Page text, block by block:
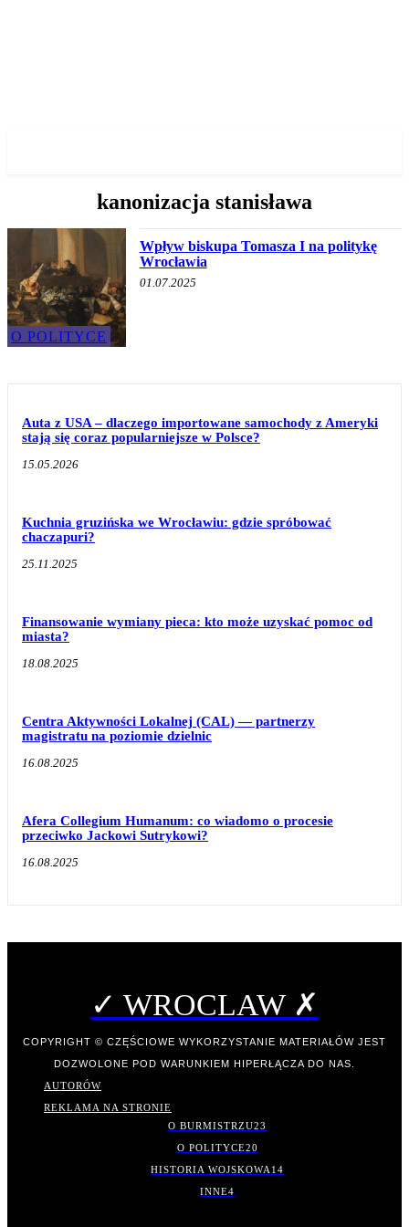
kanonizacja stanisława
O POLITYCE
Wpływ biskupa Tomasza I na politykę
Wrocławia
01.07.2025
Auta z USA – dlaczego importowane samochody z Ameryki
stają się coraz popularniejsze w Polsce?
15.05.2026
Kuchnia gruzińska we Wrocławiu: gdzie spróbować
chaczapuri?
25.11.2025
Finansowanie wymiany pieca: kto może uzyskać pomoc od
miasta?
18.08.2025
Centra Aktywności Lokalnej (CAL) — partnerzy
magistratu na poziomie dzielnic
16.08.2025
Afera Collegium Humanum: co wiadomo o procesie
przeciwko Jackowi Sutrykowi?
16.08.2025
✓ WROCLAW ✗
COPYRIGHT © CZĘŚCIOWE WYKORZYSTANIE MATERIAŁÓW JEST
DOZWOLONE POD WARUNKIEM HIPERŁĄCZA DO NAS.
AUTORÓW
REKLAMA NA STRONIE
O BURMISTRZU23
O POLITYCE20
HISTORIA WOJSKOWA 14
INNE4